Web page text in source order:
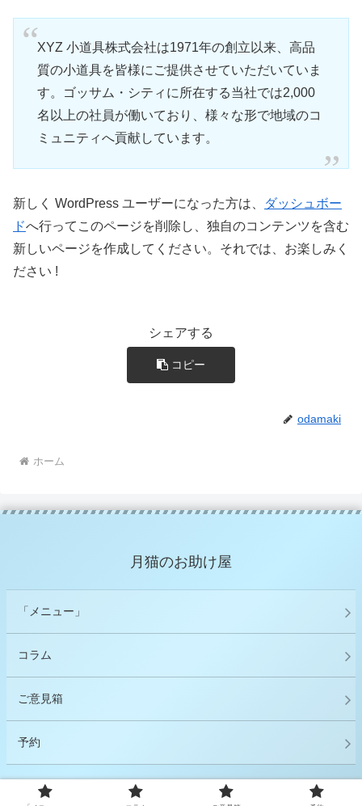
XYZ 小道具株式会社は1971年の創立以来、高品
質の小道具を皆様にご提供させていただいていま
す。ゴッサム・シティに所在する当社では2,000
名以上の社員が働いており、様々な形で地域のコ
ミュニティへ貢献しています。
新しく WordPress ユーザーになった方は、
ダッシュボー
ドへ行ってこのページを削除し、独自のコンテンツを含む
新しいページを作成してください。それでは、お楽しみく
ださい !
シェアする
コピー
odamaki
ホーム
月猫のお助け屋
「メニュー」
コラム
ご意見箱
予約
© 2023 月猫のお助け屋.